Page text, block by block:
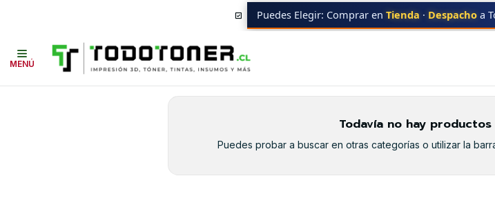
MENÚ
Puedes Elegir: Comprar en Tienda · Despacho a
Insumos HP 131A BLACK
131A
Todavía no hay
Puedes probar a buscar en otras categorías o utilizar la